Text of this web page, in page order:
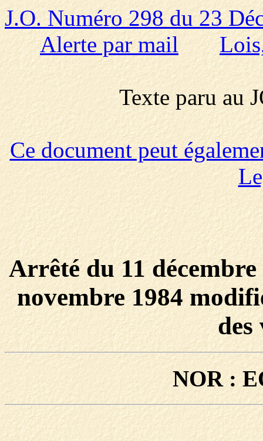
J.O. Numéro 298 du 23
Alerte par mail
Texte paru au
Ce document peut
Arrêté du 11
novembre 1984
des
NOR :